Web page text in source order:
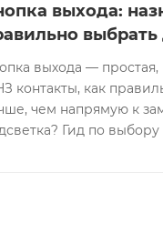
выхода:
выхода —
контакты, как
чем напрямую к
Гид по